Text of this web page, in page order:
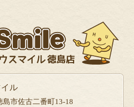
ル
島市佐古二番町13-18